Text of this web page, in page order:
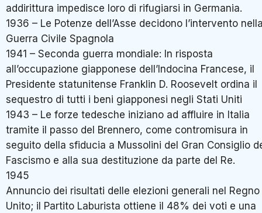
addirittura impedisce loro di rifugiarsi in Germania.
1936 – Le Potenze dell’Asse decidono l’intervento
Guerra Civile Spagnola
1941 – Seconda guerra mondiale: In risposta
all’occupazione giapponese dell’Indocina Francese, il
Presidente statunitense Franklin D. Roosevelt ordina il
sequestro di tutti i beni giapponesi negli Stati Uniti
1943 – Le forze tedesche iniziano ad affluire in Italia
tramite il passo del Brennero, come contromisura in
seguito della sfiducia a Mussolini del Gran Consiglio
Fascismo e alla sua destituzione da parte del Re.
1945
Annuncio dei risultati delle elezioni generali nel Regno
Unito; il Partito Laburista ottiene il 48% dei voti e una